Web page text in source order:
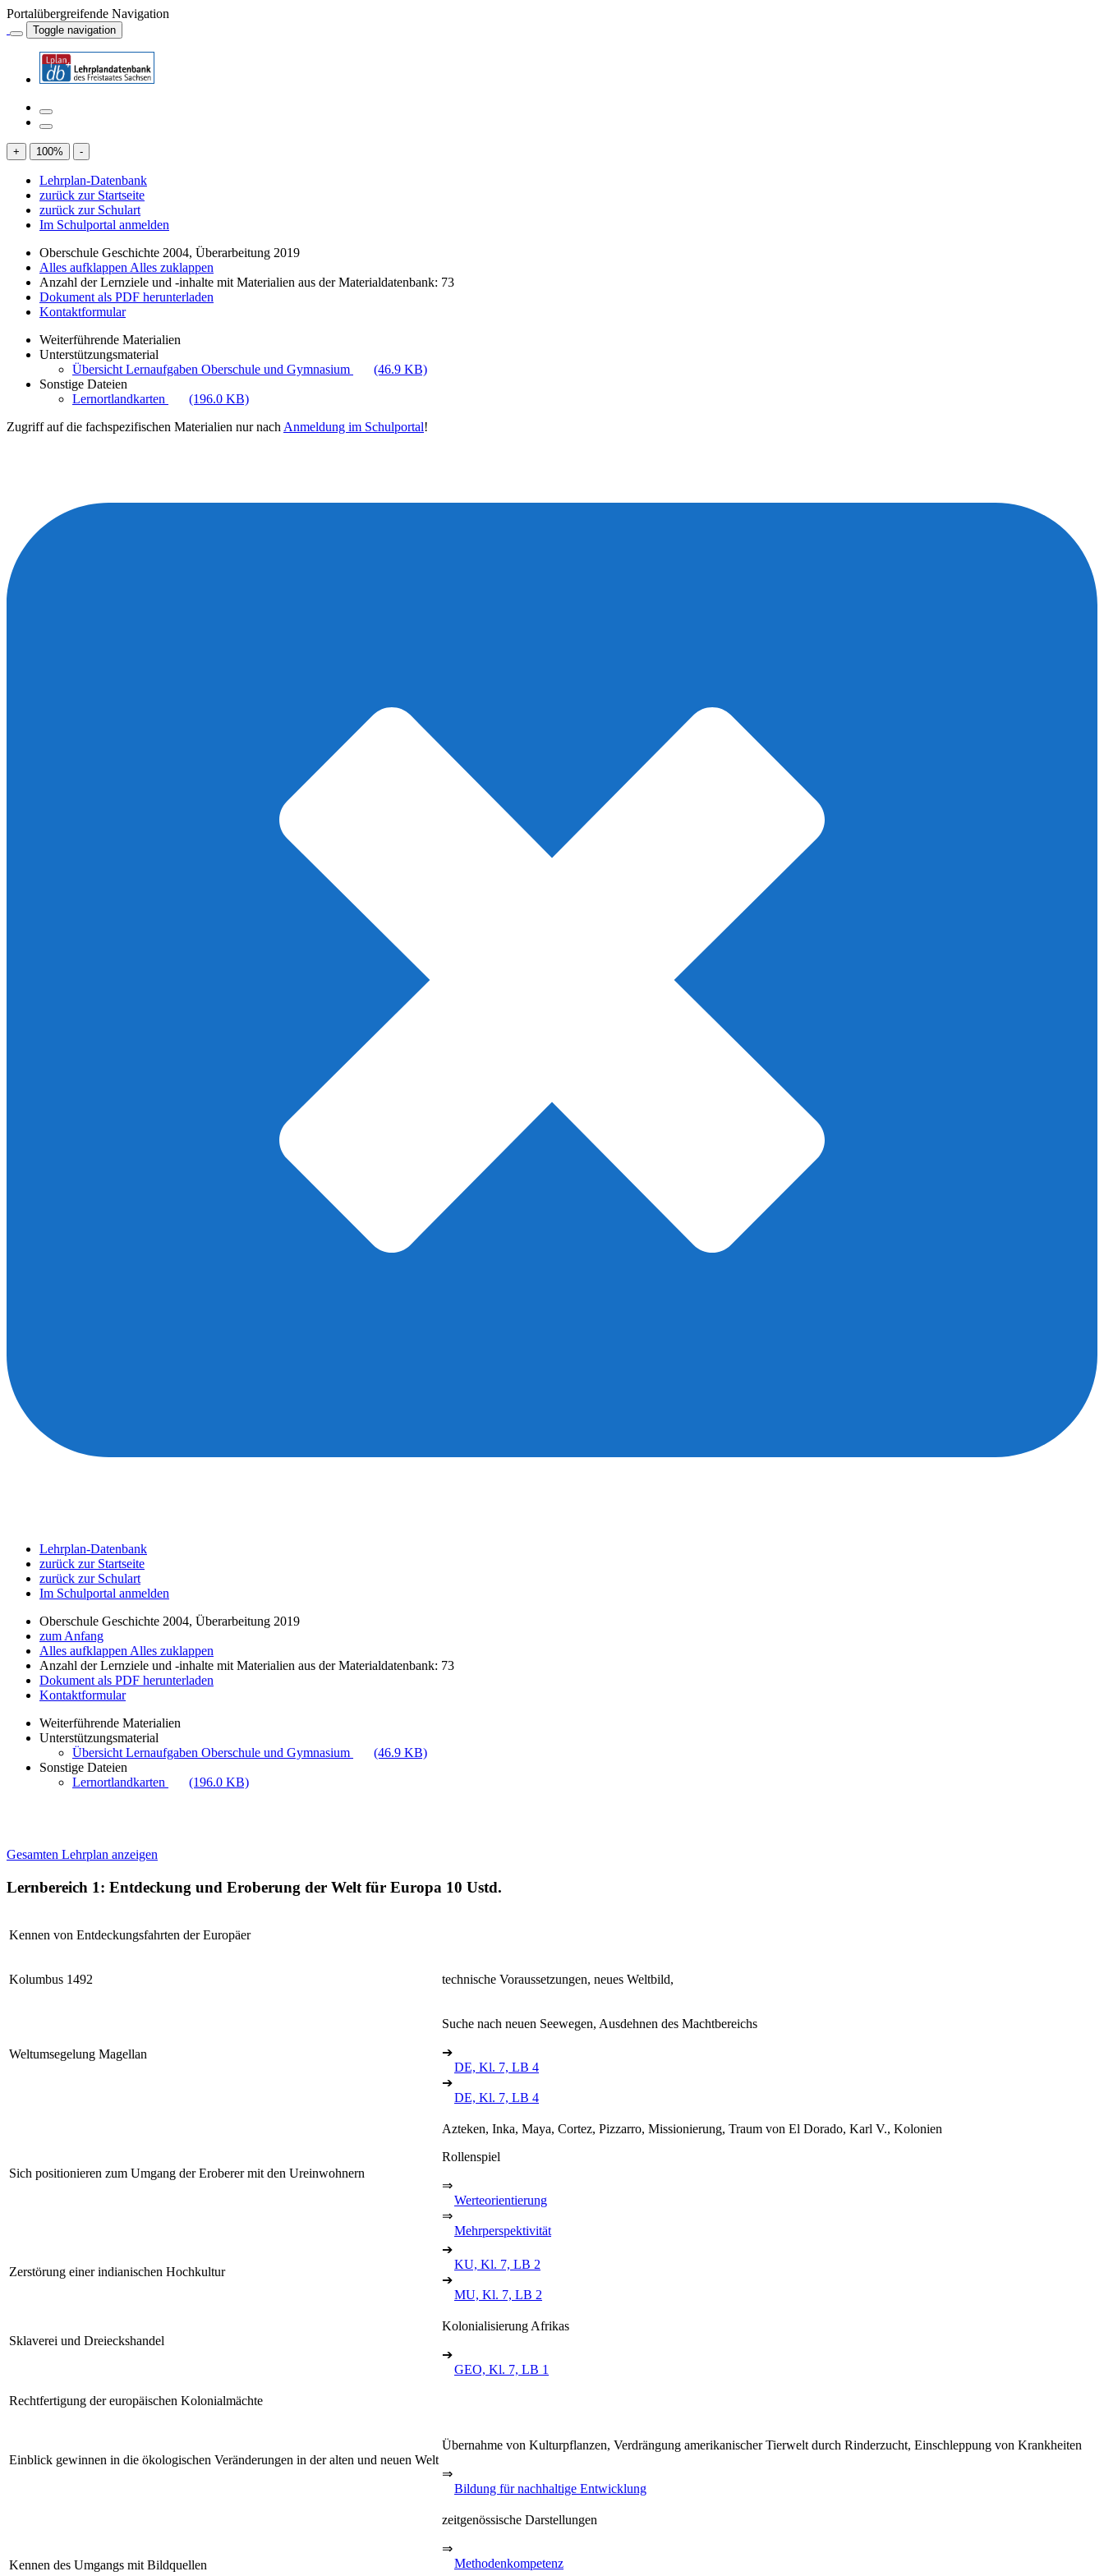
Portalübergreifende Navigation
Toggle navigation
+ 100% -
Lehrplan-Datenbank
zurück zur Startseite
zurück zur Schulart
Im Schulportal anmelden
Oberschule Geschichte 2004, Überarbeitung 2019
Alles aufklappen Alles zuklappen
Anzahl der Lernziele und -inhalte mit Materialien aus der Materialdatenbank: 73
Dokument als PDF herunterladen
Kontaktformular
Weiterführende Materialien
Unterstützungsmaterial
Übersicht Lernaufgaben Oberschule und Gymnasium
(46.9 KB)
Sonstige Dateien
Lernortlandkarten
(196.0 KB)
Zugriff auf die fachspezifischen Materialien nur nach Anmeldung im Schulportal!
Lehrplan-Datenbank
zurück zur Startseite
zurück zur Schulart
Im Schulportal anmelden
Oberschule Geschichte 2004, Überarbeitung 2019
zum Anfang
Alles aufklappen Alles zuklappen
Anzahl der Lernziele und -inhalte mit Materialien aus der Materialdatenbank: 73
Dokument als PDF herunterladen
Kontaktformular
Weiterführende Materialien
Unterstützungsmaterial
Übersicht Lernaufgaben Oberschule und Gymnasium
(46.9 KB)
Sonstige Dateien
Lernortlandkarten
(196.0 KB)
Gesamten Lehrplan anzeigen
Lernbereich 1: Entdeckung und Eroberung der Welt für Europa 10 Ustd.
Kennen von Entdeckungsfahrten der Europäer
Kolumbus 1492 technische Voraussetzungen, neues Weltbild,
Weltumsegelung Magellan
Suche nach neuen Seewegen, Ausdehnen des Machtbereichs
➔
DE, Kl. 7, LB 4
➔
DE, Kl. 7, LB 4
Sich positionieren zum Umgang der Eroberer mit den Ureinwohnern
Azteken, Inka, Maya, Cortez, Pizzarro, Missionierung, Traum von El Dorado, Karl V., Kolonien
Rollenspiel
⇒
Werteorientierung
⇒
Mehrperspektivität
Zerstörung einer indianischen Hochkultur
➔
KU, Kl. 7, LB 2
➔
MU, Kl. 7, LB 2
Sklaverei und Dreieckshandel
Kolonialisierung Afrikas
➔
GEO, Kl. 7, LB 1
Rechtfertigung der europäischen Kolonialmächte
Einblick gewinnen in die ökologischen Veränderungen in der alten und neuen Welt
Übernahme von Kulturpflanzen, Verdrängung amerikanischer Tierwelt durch Rinderzucht, Einschleppung von Krankheiten
⇒
Bildung für nachhaltige Entwicklung
Kennen des Umgangs mit Bildquellen
zeitgenössische Darstellungen
⇒
Methodenkompetenz